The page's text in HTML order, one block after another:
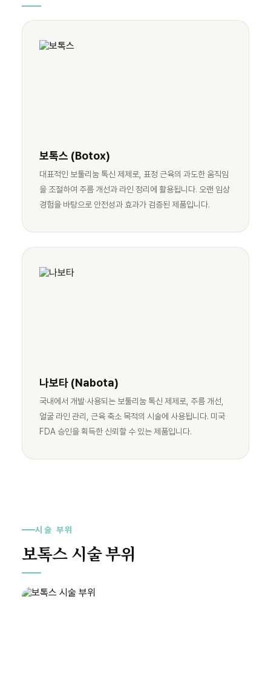
보톡스 (Botox)
대표적인 보툴리눔 톡신 제제로, 표정 근육의 과도한 움직임
을 조절하여 주름 개선과 라인 정리에 활용됩니다. 오랜 임상
경험을 바탕으로 안전성과 효과가 검증된 제품입니다.
나보타 (Nabota)
국내에서 개발·사용되는 보툴리눔 톡신 제제로, 주름 개선,
얼굴 라인 관리, 근육 축소 목적의 시술에 사용됩니다. 미국
FDA 승인을 획득한 신뢰할 수 있는 제품입니다.
시술 부위
보톡스 시술 부위